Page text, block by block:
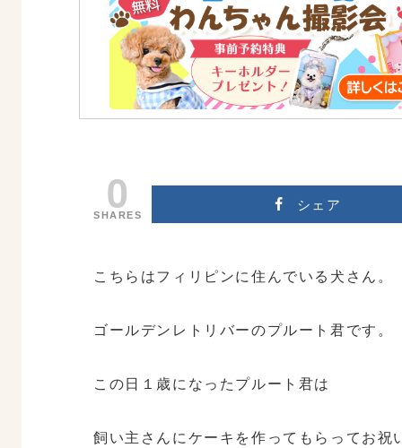
0
SHARES
シェア
こちらはフィリピンに住んでいる犬さん。
ゴールデンレトリバーのプルート君です。
この日１歳になったプルート君は
飼い主さんにケーキを作ってもらってお祝